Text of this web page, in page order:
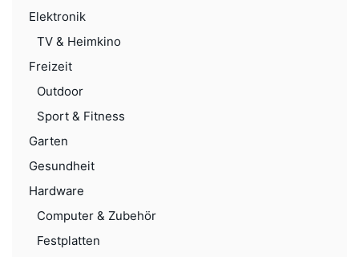
Elektronik
TV & Heimkino
Freizeit
Outdoor
Sport & Fitness
Garten
Gesundheit
Hardware
Computer & Zubehör
Festplatten